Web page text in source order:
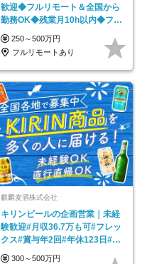
歓迎◆フルリモート＆全国から
勤務OK◆残業月10h以内◆フレ
ックス制
250～500万円
フルリモートあり
麒麟麦酒株式会社
キリンビールの企画営業｜未経
験歓迎#月収36.7万も可#フレッ
クス#賞与年2回#年休123日#完
全週休2日制
300～500万円